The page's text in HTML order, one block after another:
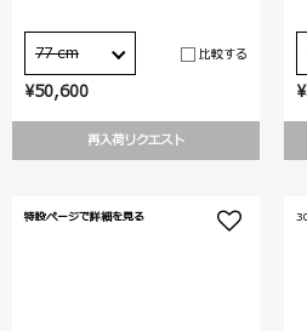
¥50,600
再入荷リクエスト
77 cm 比較する
特設ページで詳細を見る